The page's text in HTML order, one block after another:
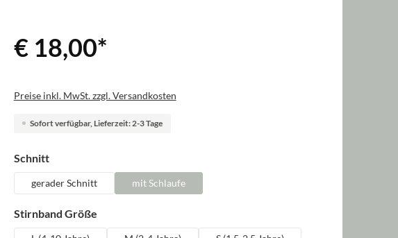
€ 18,00*
Preise inkl. MwSt. zzgl. Versandkosten
Sofort verfügbar, Lieferzeit: 2-3 Tage
Schnittauswählen
gerader Schnitt mit Schlaufe
Stirnband Größeauswählen